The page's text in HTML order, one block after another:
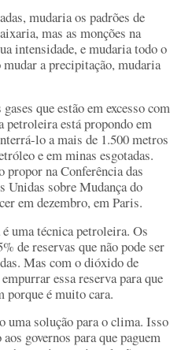
mudaria os padrões de
mas as monções na
intensidade, e mudaria todo o
a precipitação, mudaria
que estão em excesso com
está propondo em
lo a mais de 1.500 metros
e em minas esgotadas.
propor na Conferência das
Unidas sobre Mudança do
em dezembro, em Paris.
uma técnica petroleira. Os
de reservas que não pode ser
Mas com o dióxido de
essa reserva para que
porque é muito cara.
uma solução para o clima. Isso
governos para que paguem